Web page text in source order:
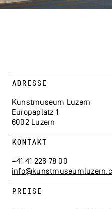
ADRESSE
Kunstmuseum Luzern
Europaplatz 1
6002 Luzern
KONTAKT
+41 41 226 78 00
PREISE